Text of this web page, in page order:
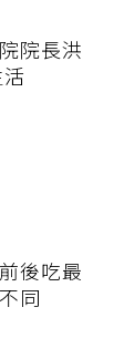
院長洪
後吃最
同